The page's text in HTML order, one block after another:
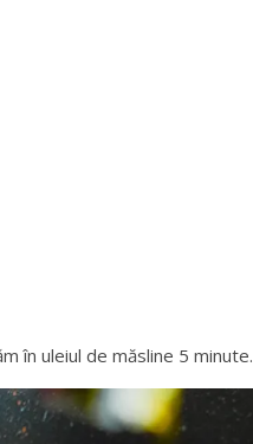
în uleiul de măsline 5 minute.